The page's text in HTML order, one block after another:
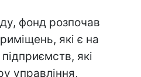
фонд розпочав
які є на
які
управління,